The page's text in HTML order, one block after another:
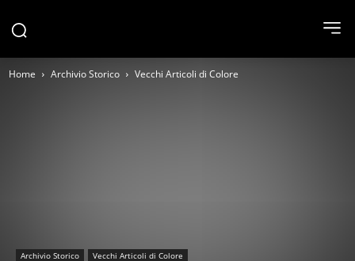
Home Archivio Storico Vecchi Articoli di Colore
Archivio Storico Vecchi Articoli di Colore